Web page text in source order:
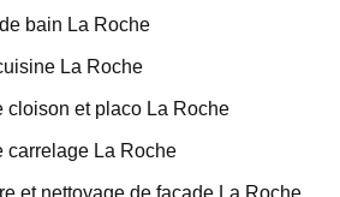
bain La Roche
La Roche
cloison et placo La Roche
carrelage La Roche
et nettoyage de façade La Roche